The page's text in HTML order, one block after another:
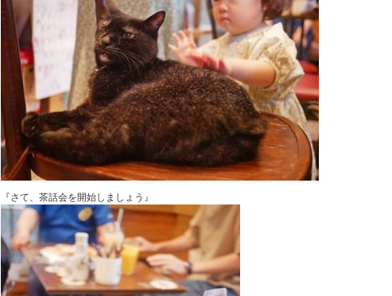
『さて、茶話会を開始しましょう』